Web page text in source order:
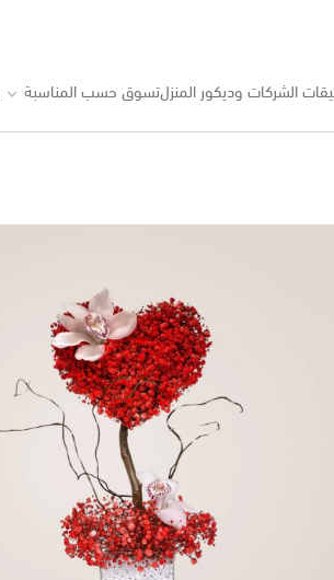
الشركات وديكور المنزلتسوق حسب المناسبة